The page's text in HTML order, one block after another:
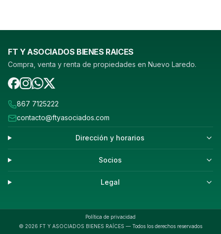
FT Y ASOCIADOS BIENES RAICES
Compra, venta y renta de propiedades en Nuevo Laredo.
867 7125222
contacto@ftyasociados.com
Dirección y horarios
Socios
Legal
Política de privacidad
© 2026 FT Y ASOCIADOS BIENES RAÍCES — Todos los derechos reservados